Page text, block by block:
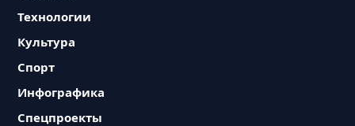
Технологии
Культура
Спорт
Инфографика
Спецпроекты